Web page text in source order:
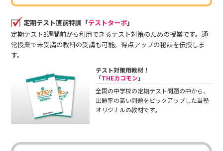
定期テスト直前特訓「テストターボ」
定期テスト3週間前から利用できるテスト対策のための授業です。通
常授業で未受講の教科の受講も可能。得点アップの秘訣を伝授しま
す。
テスト対策用教材！
「THEカコモン」
全国の中学校の定期テスト問題の中から、
出題率の高い問題をピックアップした当塾
オリジナルの教材です。